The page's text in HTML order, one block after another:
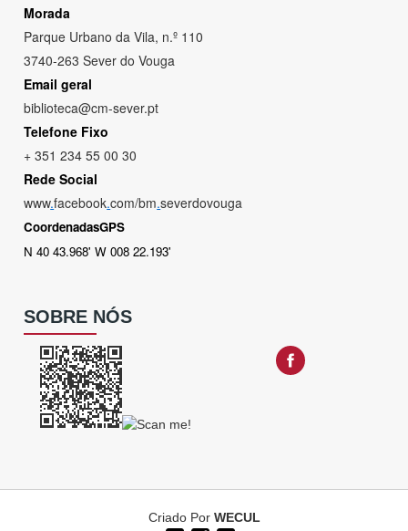
Morada
Parque Urbano da Vila, n.º 110
3740-263 Sever do Vouga
Email geral
biblioteca@cm-sever.pt
Telefone Fixo
+ 351 234 55 00 30
Rede Social
www.facebook.com/bm.severdovouga
CoordenadasGPS
N 40 43.968' W 008 22.193'
SOBRE NÓS
Criado Por WECUL